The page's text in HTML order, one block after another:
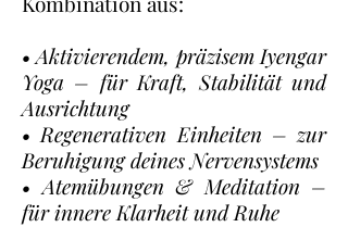
• Aktivierendem, präzisem Iyengar
Yoga – für Kraft, Stabilität und
Ausrichtung
• Regenerativen Einheiten – zur
Beruhigung deines Nervensystems
• Atemübungen & Meditation –
für innere Klarheit und Ruhe